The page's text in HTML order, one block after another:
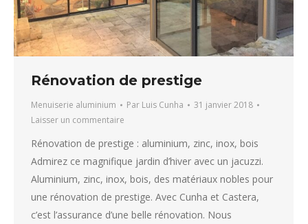
Rénovation de prestige
Menuiserie aluminium Par Luis Cunha
31 janvier 2018
Laisser un commentaire
Rénovation de prestige : aluminium, zinc, inox, bois
Admirez ce magnifique jardin d’hiver avec un jacuzzi.
Aluminium, zinc, inox, bois, des matériaux nobles pour
une rénovation de prestige. Avec Cunha et Castera,
c’est l’assurance d’une belle rénovation. Nous